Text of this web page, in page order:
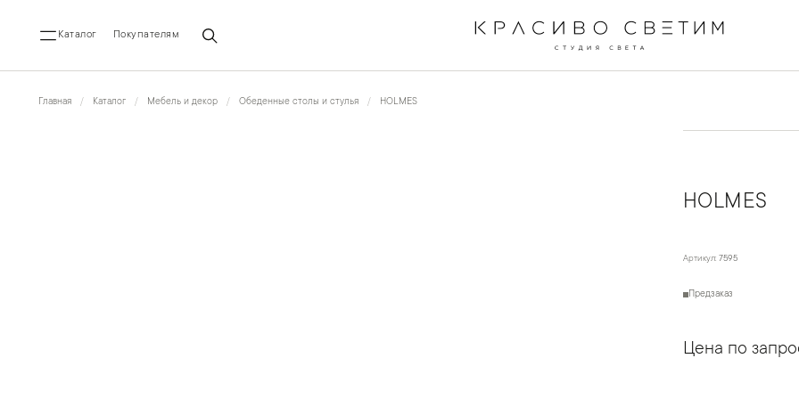
Каталог Покупателям
Главная Каталог Мебель и декор Обеденные столы и стулья HOLMES
HOLMES
Артикул: 7595
Предзаказ
Цена по